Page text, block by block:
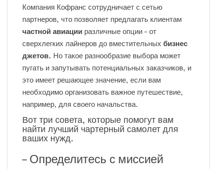
Компания Кофранс сотрудничает с сетью
партнеров, что позволяет предлагать клиентам
частной авиации различные опции – от
сверхлегких лайнеров до вместительных бизнес
джетов. Но такое разнообразие выбора может
пугать и запутывать потенциальных заказчиков, и
это имеет решающее значение, если вам
необходимо организовать важное путешествие,
например, для своего начальства.
Вот три совета, которые помогут вам
найти лучший чартерный самолет для
ваших нужд.
– Определитесь с миссией